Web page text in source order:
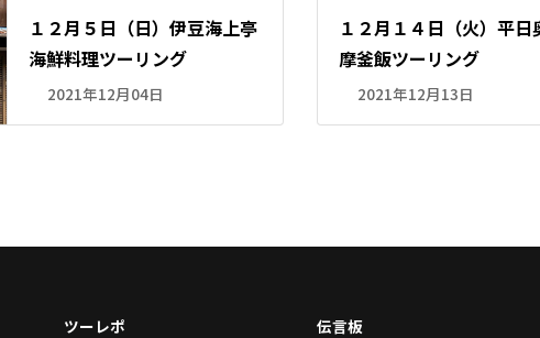
１２月５日（日）伊豆海上亭
海鮮料理ツーリング
2021年12月04日
１２月１４日（火）平日
摩釜飯ツーリング
2021年12月13日
ツーレポ 伝言板